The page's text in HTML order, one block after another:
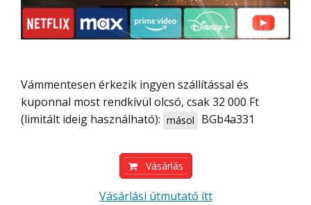
Vámmentesen érkezik ingyen szállítással és
kuponnal most rendkívül olcsó, csak 32 000 Ft
(limitált ideig használható): másol BGb4a331
Vásárlás
Vásárlási útmutató itt